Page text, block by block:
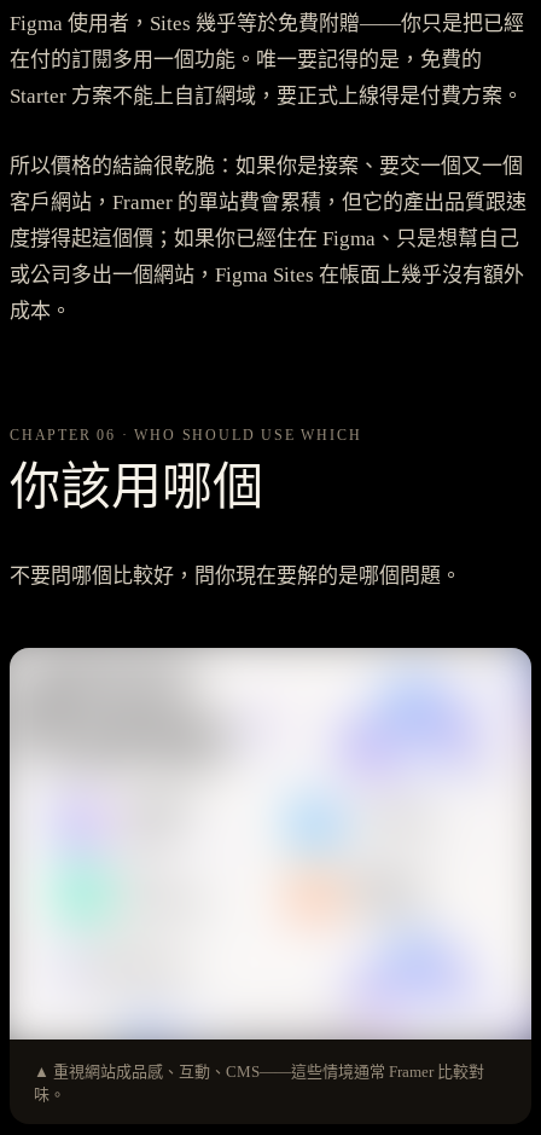
Figma 使用者，Sites 幾乎等於免費附贈——你只是把已經
在付的訂閱多用一個功能。唯一要記得的是，免費的
Starter 方案不能上自訂網域，要正式上線得是付費方案。
所以價格的結論很乾脆：如果你是接案、要交一個又一個
客戶網站，Framer 的單站費會累積，但它的產出品質跟速
度撐得起這個價；如果你已經住在 Figma、只是想幫自己
或公司多出一個網站，Figma Sites 在帳面上幾乎沒有額外
成本。
CHAPTER 06 · WHO SHOULD USE WHICH
你該用哪個
不要問哪個比較好，問你現在要解的是哪個問題。
▲ 重視網站成品感、互動、CMS——這些情境通常 Framer 比較對
味。